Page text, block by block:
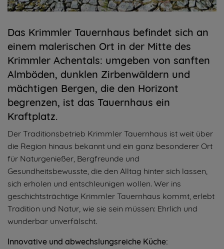
Das Krimmler Tauernhaus befindet sich an
einem malerischen Ort in der Mitte des
Krimmler Achentals: umgeben von sanften
Almböden, dunklen Zirbenwäldern und
mächtigen Bergen, die den Horizont
begrenzen, ist das Tauernhaus ein
Kraftplatz.
Der Traditionsbetrieb Krimmler Tauernhaus ist weit über
die Region hinaus bekannt und ein ganz besonderer Ort
für Naturgenießer, Bergfreunde und
Gesundheitsbewusste, die den Alltag hinter sich lassen,
sich erholen und entschleunigen wollen. Wer ins
geschichtsträchtige Krimmler Tauernhaus kommt, erlebt
Tradition und Natur, wie sie sein müssen: Ehrlich und
wunderbar unverfälscht.
Innovative und abwechslungsreiche Küche: